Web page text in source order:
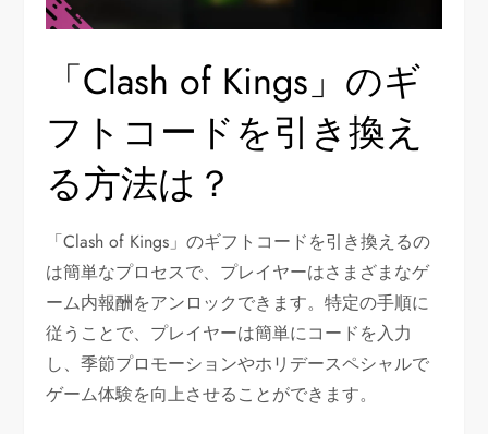
「Clash of Kings」のギ
フトコードを引き換え
る方法は？
「Clash of Kings」のギフトコードを引き換えるの
は簡単なプロセスで、プレイヤーはさまざまなゲ
ーム内報酬をアンロックできます。特定の手順に
従うことで、プレイヤーは簡単にコードを入力
し、季節プロモーションやホリデースペシャルで
ゲーム体験を向上させることができます。